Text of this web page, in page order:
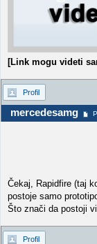
[Link mogu videti
Profil
mercedesamg
Čekaj, Rapidfire (taj
postoje samo
Što znači da postoji
Profil